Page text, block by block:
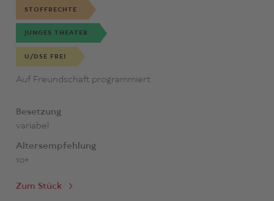
STOFFRECHTE
JUNGES THEATER
U/DSE FREI
Auf Freundschaft programmiert
Besetzung
variabel
Altersempfehlung
10+
Zum Stück